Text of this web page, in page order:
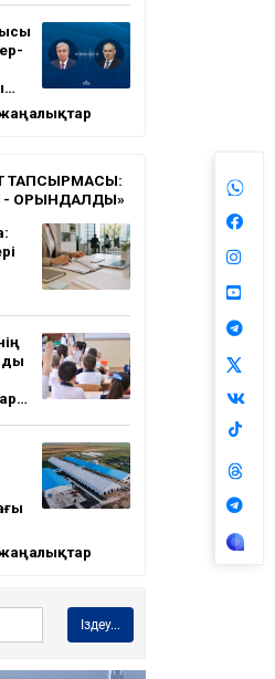
ТАПСЫРМАСЫ:
ОРЫНДАЛДЫ»
Іздеу...